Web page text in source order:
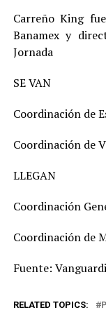
Carreño King
Banamex y
Jornada
SE VAN
Coordinación de
Coordinación de
LLEGAN
Coordinación
Coordinación de
Fuente:
RELATED TOPICS: